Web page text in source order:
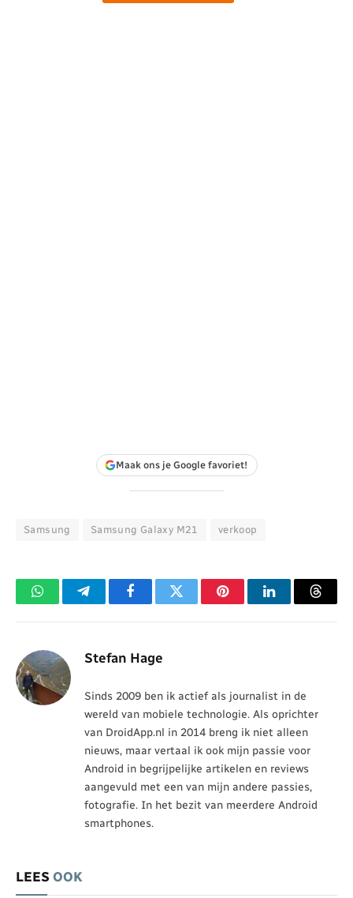
Maak ons je Google favoriet!
Samsung Samsung Galaxy M21 verkoop
WhatsAppTelegramFacebookTwitter PinterestLinkedIn
Stefan Hage
Sinds 2009 ben ik actief als journalist in de
wereld van mobiele technologie. Als oprichter
van DroidApp.nl in 2014 breng ik niet alleen
nieuws, maar vertaal ik ook mijn passie voor
Android in begrijpelijke artikelen en reviews
aangevuld met een van mijn andere passies,
fotografie. In het bezit van meerdere Android
smartphones.
LEES OOK